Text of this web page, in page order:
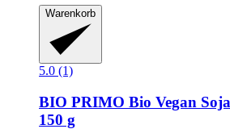
Warenkorb
5.0 (1)
BIO PRIMO Bio Vegan
150 g